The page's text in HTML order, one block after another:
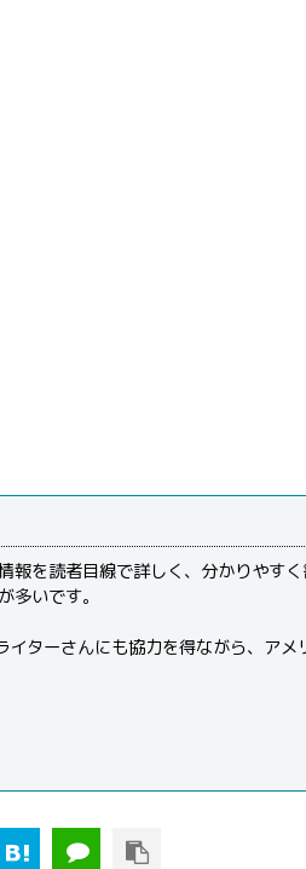
報を読者目線で詳しく、分かりやす
多いです。
ターさんにも協力を得ながら、アメ